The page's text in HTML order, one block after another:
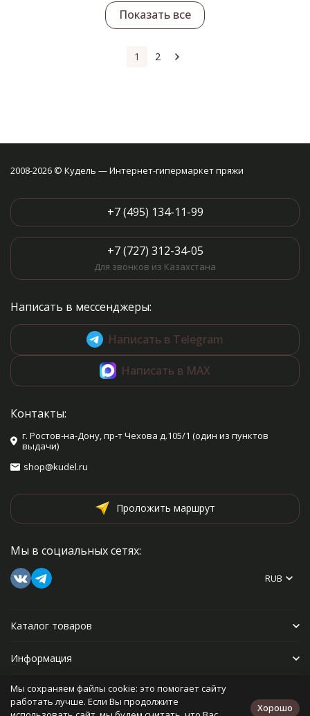
Показать все
1 2
2008-2026 © Кудель — Интернет-гипермаркет пряжи
+7 (495) 134-11-99
+7 (727) 312-34-05
Для звонков из Казахстана
Написать в мессенджеры:
Написать в Telegram
Написать в MAX
Контакты:
г. Ростов-на-Дону, пр-т Чехова д.105/1 (один из пунктов
выдачи)
shop@kudel.ru
Проложить маршрут
Мы в социальных сетях:
RUB
Каталог товаров
Информация
Прочее
Мы сохраняем файлы cookie: это помогает сайту
работать лучше. Если Вы продолжите
Хорошо